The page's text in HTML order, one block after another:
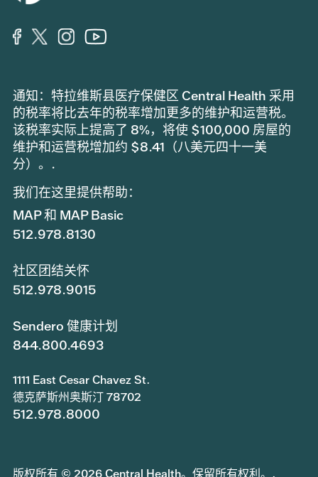
通知：特拉维斯县医疗保健区 Central Health 采用
的税率将比去年的税率增加更多的维护和运营税。
该税率实际上提高了 8%，将使 $100,000 房屋的
维护和运营税增加约 $8.41（八美元四十一美
分）。.
我们在这里提供帮助：
MAP 和 MAP Basic
512.978.8130
社区团结关怀
512.978.9015
Sendero 健康计划
844.800.4693
1111 East Cesar Chavez St.
德克萨斯州奥斯汀 78702
512.978.8000
版权所有 © 2026 Central Health。保留所有权利。.